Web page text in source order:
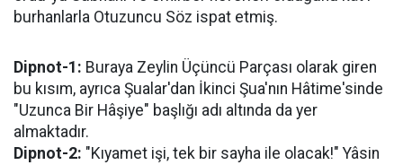
burhanlarla Otuzuncu Söz ispat etmiş.
Dipnot-1: Buraya Zeylin Üçüncü Parçası olarak giren
bu kısım, ayrıca Şualar'dan İkinci Şua'nın Hâtime'sinde
"Uzunca Bir Hâşiye" başlığı adı altında da yer
almaktadır.
Dipnot-2: "Kıyamet işi, tek bir sayha ile olacak!" Yâsin